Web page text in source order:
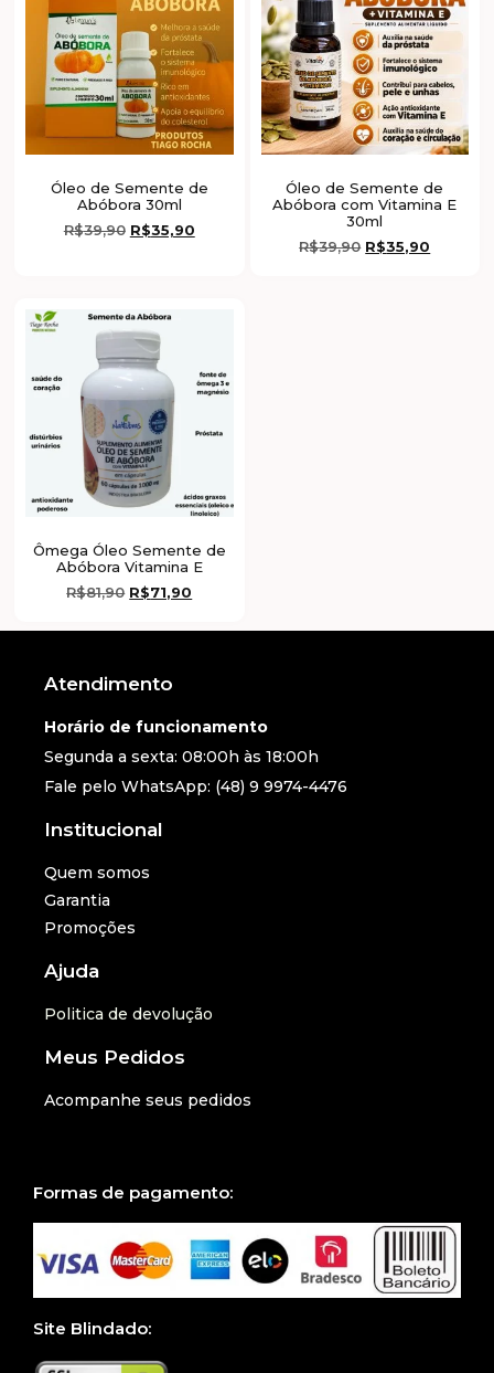
Óleo de Semente de
Abóbora 30ml
R$39,90 R$35,90
Óleo de Semente de
Abóbora com Vitamina E
30ml
R$39,90 R$35,90
Ômega Óleo Semente de
Abóbora Vitamina E
R$81,90 R$71,90
Atendimento
Horário de funcionamento
Segunda a sexta: 08:00h às 18:00h
Fale pelo WhatsApp: (48) 9 9974-4476
Institucional
Quem somos
Garantia
Promoções
Ajuda
Politica de devolução
Meus Pedidos
Acompanhe seus pedidos
Formas de pagamento:
Site Blindado: